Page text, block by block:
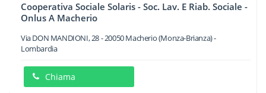
Cooperativa Sociale Solaris - Soc. Lav. E Riab. Sociale -
Onlus A Macherio
Via DON MANDIONI, 28-20050Macherio(Monza-Brianza) -
Lombardia
Chiama